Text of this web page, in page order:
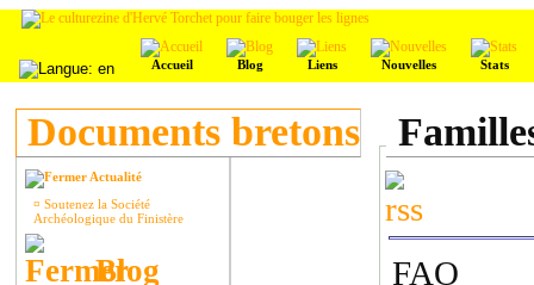
Accueil Blog Liens Nouvelles Stats
Documents bretons
Actualité
¤ Soutenez la Société
Archéologique du Finistère
Blog FAO